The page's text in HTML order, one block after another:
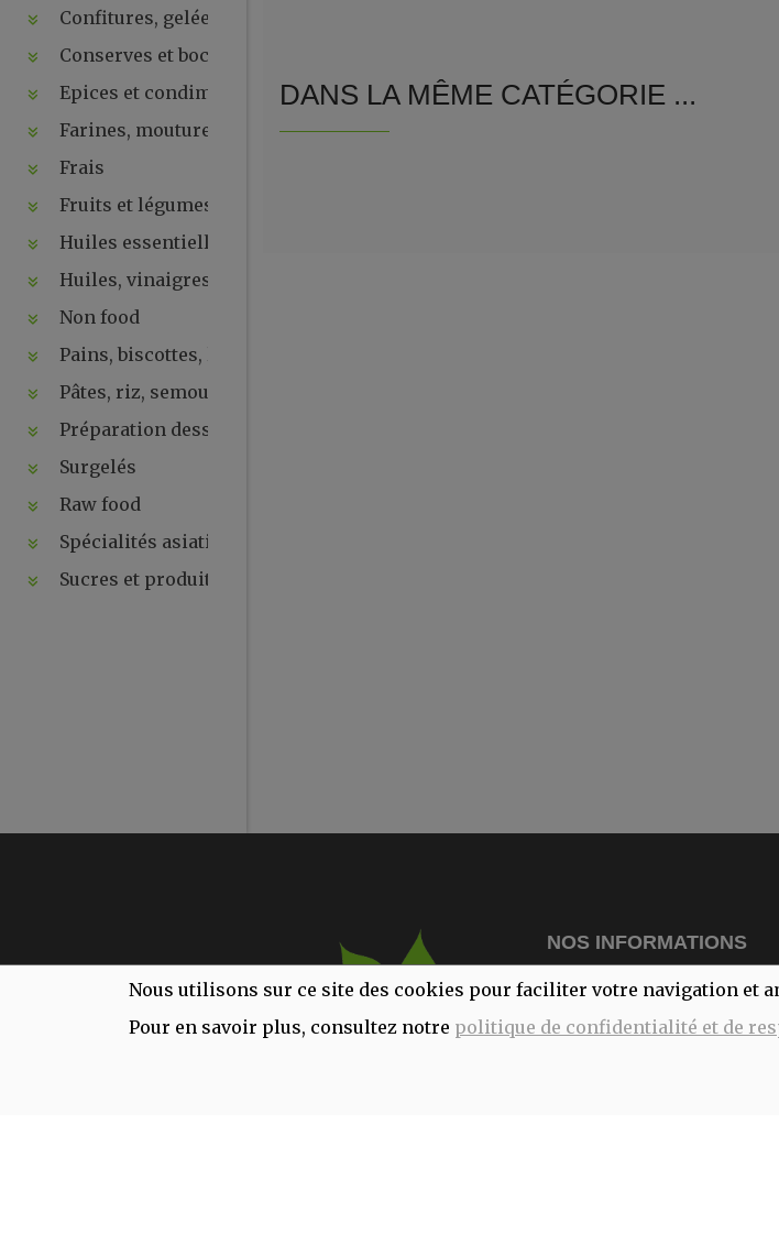
Nous utilisons sur ce site des cookies pour faciliter votre navigation et
Pour en savoir plus, consultez notre politique de confidentialité et de
Confitures, gelées, compotes, purées, pâtes à tartiner, ...
Conserves et bocaux
Epices et condiments
Farines, moutures et levures
Frais
Fruits et légumes secs
Huiles essentielles, hydrolats, ...
Huiles, vinaigres, sauces
Non food
Pains, biscottes, levures, ...
Pâtes, riz, semoules
Préparation desserts, ....
Surgelés
Raw food
Spécialités asiatiques
Sucres et produits de la ruche
DANS LA MÊME CATÉGORIE ...
NOS INFORMATIONS
181 rue de Trazegnies